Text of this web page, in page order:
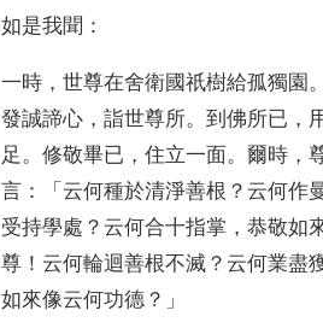
如是我聞 ：
一時 ，世尊在舍衛國祇樹給孤獨 園
發誠諦心 ，詣世尊所。到佛所已 ，
足。修敬畢已 ，住立一面。爾時 ，
言 ：「 云何種於清淨善根 ？ 云何作
受持學處 ？ 云何合十指掌 ，恭敬如
尊 ！ 云何輪迴善根不滅 ？ 云何業盡
如來像云何功德 ？」